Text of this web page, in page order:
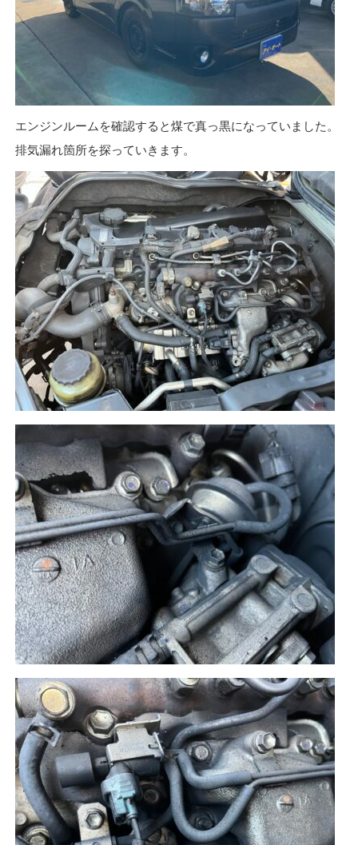
エンジンルームを確認すると煤で真っ黒になっていました。
排気漏れ箇所を探っていきます。